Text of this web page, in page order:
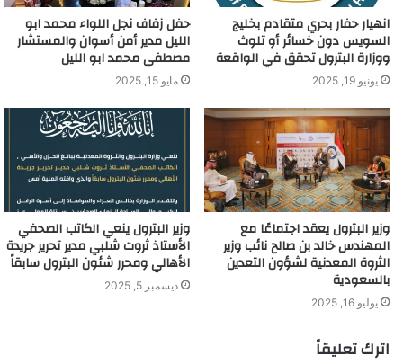
انهيار حفار بحري متقادم بخليج
السويس دون خسائر أو تلوث
ووزارة البترول تحقق في الواقعة
يونيو 19, 2025
حفل زفاف نجل اللواء محمد ابو
الليل مدير أمن أسوان والمستشار
مصطفى محمد ابو الليل
مايو 15, 2025
وزير البترول يعقد اجتماعًا مع
المهندس خالد بن صالح نائب وزير
الثروة المعدنية لشؤون التعدين
بالسعودية
يوليو 16, 2025
وزير البترول ينعي الكاتب الصحفي
الأستاذ ثروت شلبي مدير تحرير جريدة
الأهالي ومحرر شئون البترول سابقاً
ديسمبر 5, 2025
اترك تعليقاً